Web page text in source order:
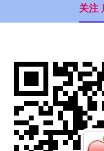
关注